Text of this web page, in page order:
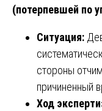
(потерпевшей по
Ситуация:
стороны
причиненный
Ход